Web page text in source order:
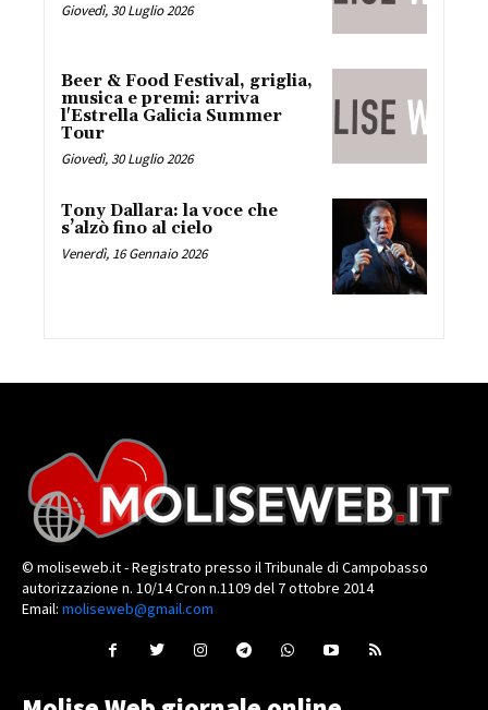
Giovedì, 30 Luglio 2026
Beer & Food Festival, griglia,
musica e premi: arriva
l'Estrella Galicia Summer
Tour
Giovedì, 30 Luglio 2026
Tony Dallara: la voce che
s’alzò fino al cielo
Venerdì, 16 Gennaio 2026
© moliseweb.it - Registrato presso il Tribunale di Campobasso
autorizzazione n. 10/14 Cron n.1109 del 7 ottobre 2014
Email: moliseweb@gmail.com